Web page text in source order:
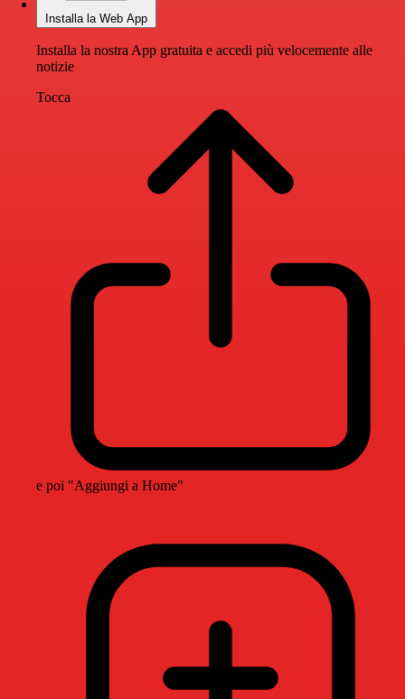
Installa la Web App
Installa la nostra App gratuita e accedi più velocemente alle
notizie
Tocca
e poi "Aggiungi a Home"